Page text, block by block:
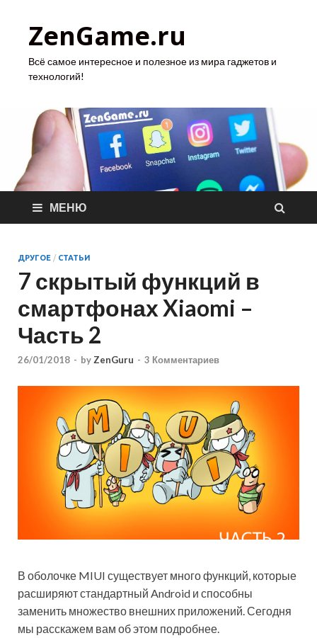
ZenGame.ru
Всё самое интересное и полезное из мира гаджетов и
технологий!
МЕНЮ
ДРУГОЕ / СТАТЬИ
7 скрытый функций в
смартфонах Xiaomi –
Часть 2
26/01/2018 - byZenGuru - 3 Комментариев
В оболочке MIUI существует много функций, которые
расширяют стандартный Android и способны
заменить множество внешних приложений. Сегодня
мы расскажем вам об этом подробнее.